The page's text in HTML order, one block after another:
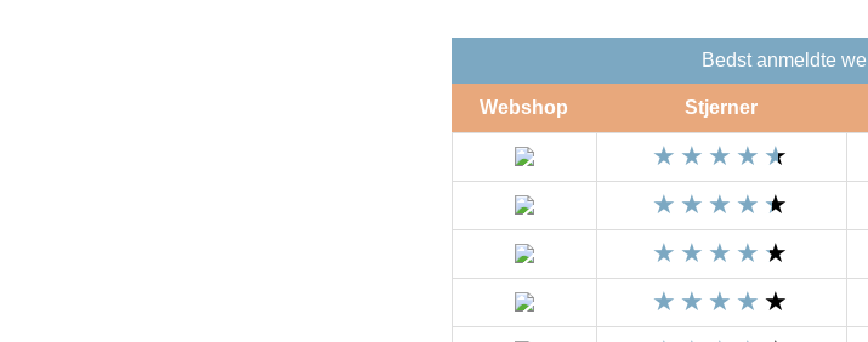
Bedst anmeldte
Webshop Stjerner